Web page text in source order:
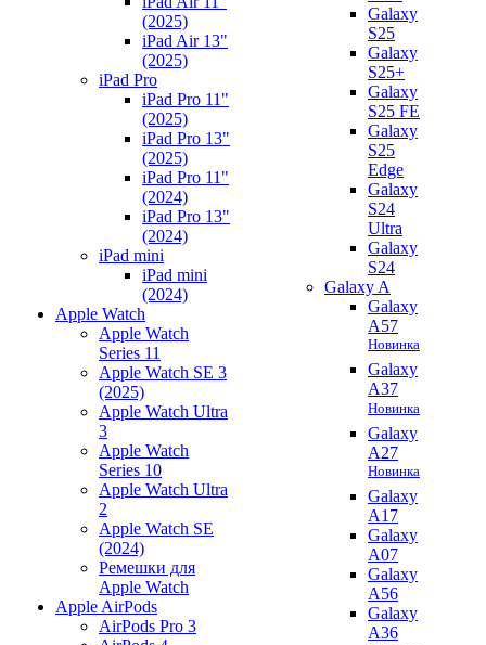
(2025)
iPad Air 13"
(2025)
iPad Pro
iPad Pro 11"
(2025)
iPad Pro 13"
(2025)
iPad Pro 11"
(2024)
iPad Pro 13"
(2024)
iPad mini
iPad mini
(2024)
Apple Watch
Apple Watch
Series 11
Apple Watch SE 3
(2025)
Apple Watch Ultra
3
Apple Watch
Series 10
Apple Watch Ultra
2
Apple Watch SE
(2024)
Ремешки для
Apple Watch
Apple AirPods
AirPods Pro 3
Galaxy
S25
Galaxy
S25+
Galaxy
S25 FE
Galaxy
S25
Edge
Galaxy
S24
Ultra
Galaxy
S24
Galaxy A
Galaxy
A57
Новинка
Galaxy
A37
Новинка
Galaxy
A27
Новинка
Galaxy
A17
Galaxy
A07
Galaxy
A56
Galaxy
A36